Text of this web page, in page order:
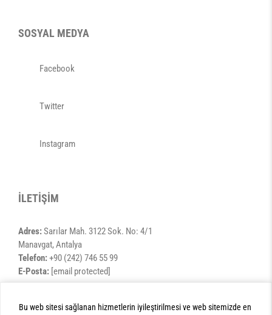
Bu web sitesi sağlanan hizmetlerin iyileştirilmesi ve web sitemizde en
SOSYAL MEDYA
Facebook
Twitter
Instagram
İLETİŞİM
Adres:Sarılar Mah. 3122 Sok. No: 4/1
Manavgat, Antalya
Telefon:+90 (242) 746 55 99
E-Posta: [email protected]